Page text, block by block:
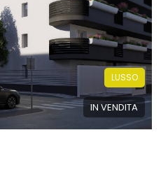
IN VENDITA
LUSSO